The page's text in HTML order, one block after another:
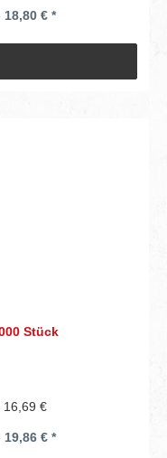
€ *
Stück
16,69 €
€ *